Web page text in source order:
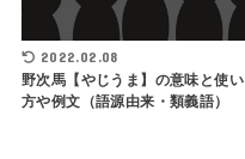
2022.02.08
野次馬【やじうま】の意味と使い
方や例文（語源由来・類義語）